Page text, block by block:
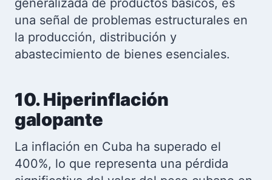
generalizada de productos básicos, es
una señal de problemas estructurales en
la producción, distribución y
abastecimiento de bienes esenciales.
10. Hiperinflación
galopante
La inflación en Cuba ha superado el
400%, lo que representa una pérdida